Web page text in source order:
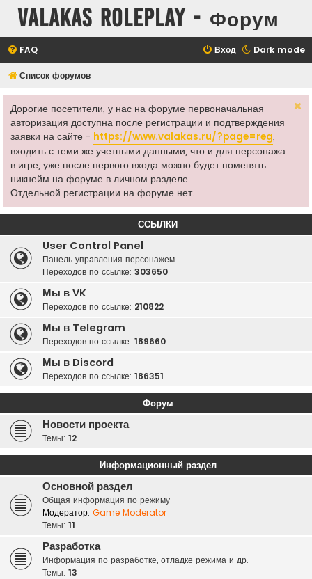
Valakas Roleplay - Форум
Dark mode
FAQ Вход
Список форумов
Дорогие посетители, у нас на форуме первоначальная
авторизация доступна после регистрации и подтверждения
заявки на сайте - https://www.valakas.ru/?page=reg,
входить с теми же учетными данными, что и для персонажа
в игре, уже после первого входа можно будет поменять
никнейм на форуме в личном разделе.
Отдельной регистрации на форуме нет.
ССЫЛКИ
User Control Panel
Панель управления персонажем
Переходов по ссылке: 303650
Мы в VK
Переходов по ссылке: 210822
Мы в Telegram
Переходов по ссылке: 189660
Мы в Discord
Переходов по ссылке: 186351
Форум
Новости проекта
Темы: 12
Информационный раздел
Основной раздел
Общая информация по режиму
Модератор: Game Moderator
Темы: 11
Разработка
Информация по разработке, отладке режима и др.
Темы: 13